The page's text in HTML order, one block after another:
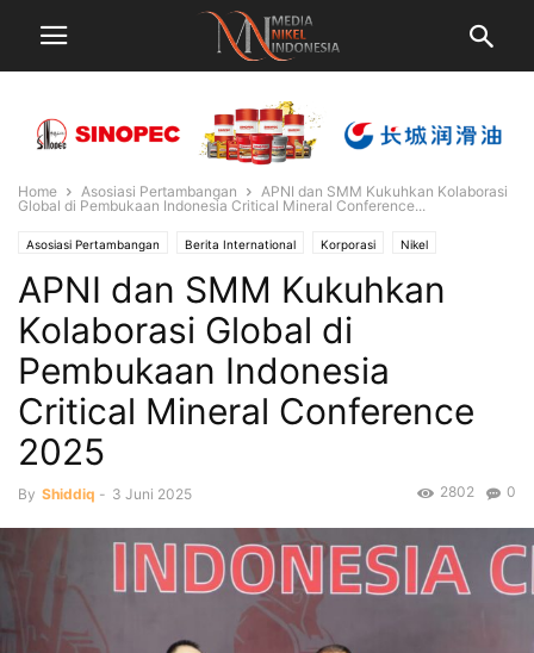
Home Asosiasi Pertambangan
APNI dan SMM Kukuhkan Kolaborasi
Global di Pembukaan Indonesia Critical Mineral Conference...
Asosiasi Pertambangan Berita International Korporasi Nikel
Pemerintahan
APNI dan SMM Kukuhkan
Kolaborasi Global di
Pembukaan Indonesia
Critical Mineral Conference
2025
By Shiddiq - 3 Juni 2025 0
2802